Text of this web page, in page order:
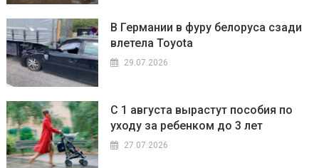
В Германии в фуру белоруса сзади
влетела Toyota
29.07.2026
С 1 августа вырастут пособия по
уходу за ребенком до 3 лет
27.07.2026